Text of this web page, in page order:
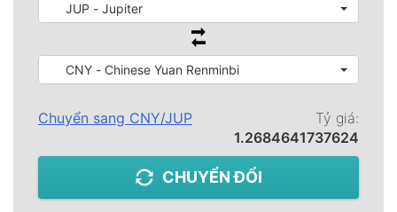
JUP - Jupiter
CNY - Chinese Yuan Renminbi
Chuyển sang CNY/JUP
Tỷ giá:
1.2684641737624
CHUYỂN ĐỔI